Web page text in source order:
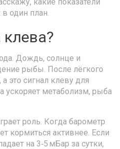
в один план.
Дождь, солнце и
рыбы. После лёгкого
это сигнал клеву для
ускоряет метаболизм, рыба
роль. Когда барометр
кормиться активнее. Если
на 3‑5 мБар за сутки,